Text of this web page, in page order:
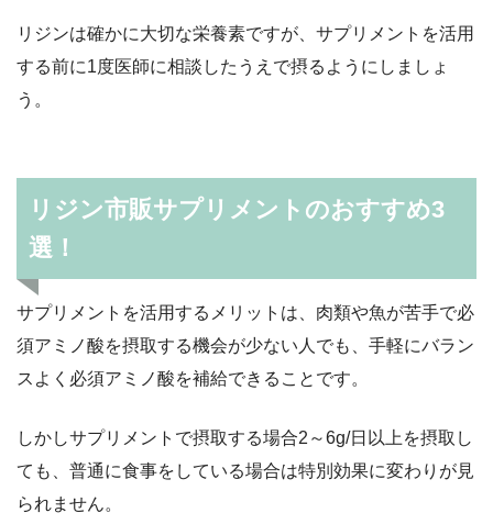
リジンは確かに大切な栄養素ですが、サプリメントを活用
する前に1度医師に相談したうえで摂るようにしましょ
う。
リジン市販サプリメントのおすすめ3
選！
サプリメントを活用するメリットは、肉類や魚が苦手で必
須アミノ酸を摂取する機会が少ない人でも、手軽にバラン
スよく必須アミノ酸を補給できることです。
しかしサプリメントで摂取する場合2～6g/日以上を摂取し
ても、普通に食事をしている場合は特別効果に変わりが見
られません。